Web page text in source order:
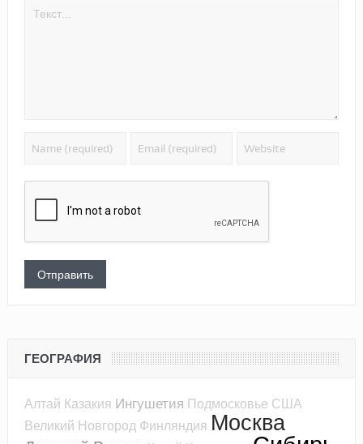
ГЕОГРАФИЯ
Алтай Казакия Ингушетия Подмосковье США
Великий Новгород Финляндия Москва